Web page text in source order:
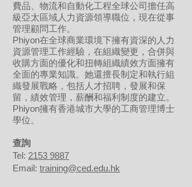
費品、物流和自動化工程全球公司擔任高
級亞太區域人力資源領導職位，現在從事
管理顧問工作。
Phiyon在全球商業環境下擁有資深的人力
資源管理工作經驗，在組織變更，合併與
收購方面的優化和扭轉組織績效方面擁有
全面的專業知識。她還擅長制定和執行組
織發展戰略，包括人才招聘，發展和保
留，績效管理，薪酬和福利制度的建立。
Phiyon擁有香港城市大學的工商管理博士
學位。
​查詢
Tel: 2153 9887
Email: training@ced.edu.hk